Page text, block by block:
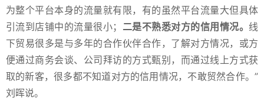
为整个平台本身的流量就有限，有的虽然平台流量大但具体
引流到店铺中的流量很小； 二是不熟悉对方的信用情况。 线
下贸易很多是与多年的合作伙伴合作，了解对方情况，或方
便通过商务会谈、公司拜访的方式甄别，而通过线上方式获
取的新客，很多都不知道对方的信用情况，不敢贸然合作。”
刘晖说。